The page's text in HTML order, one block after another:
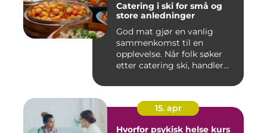
Catering i ski for små og
store anledninger
God mat gjør en vanlig
sammenkomst til en
opplevelse. Når folk søker
etter catering ski, handler
15. apr
Hvorfor psykisk helse kurs